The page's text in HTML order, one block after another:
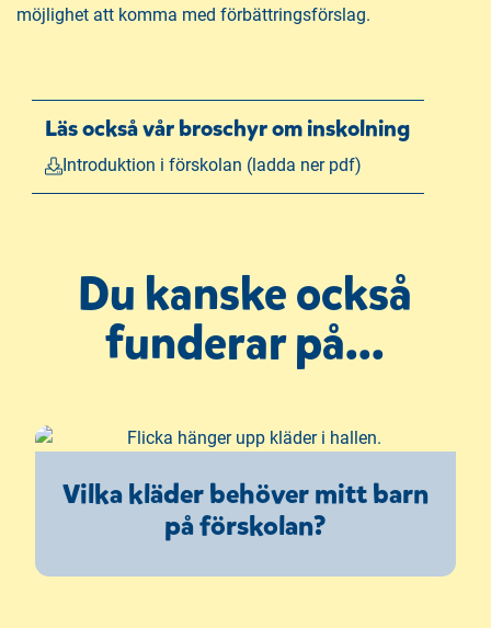
möjlighet att komma med förbättringsförslag.
Läs också vår broschyr om inskolning
Introduktion i förskolan (ladda ner pdf)
Du kanske också
funderar på...
Vilka kläder behöver mitt barn
på förskolan?